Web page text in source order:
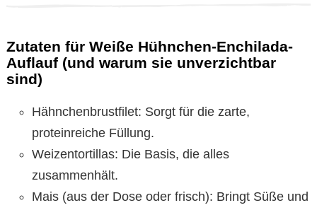
Zutaten für Weiße Hühnchen-Enchilada-
Auflauf (und warum sie unverzichtbar
sind)
Hähnchenbrustfilet: Sorgt für die zarte,
proteinreiche Füllung.
Weizentortillas: Die Basis, die alles
zusammenhält.
Mais (aus der Dose oder frisch): Bringt Süße und